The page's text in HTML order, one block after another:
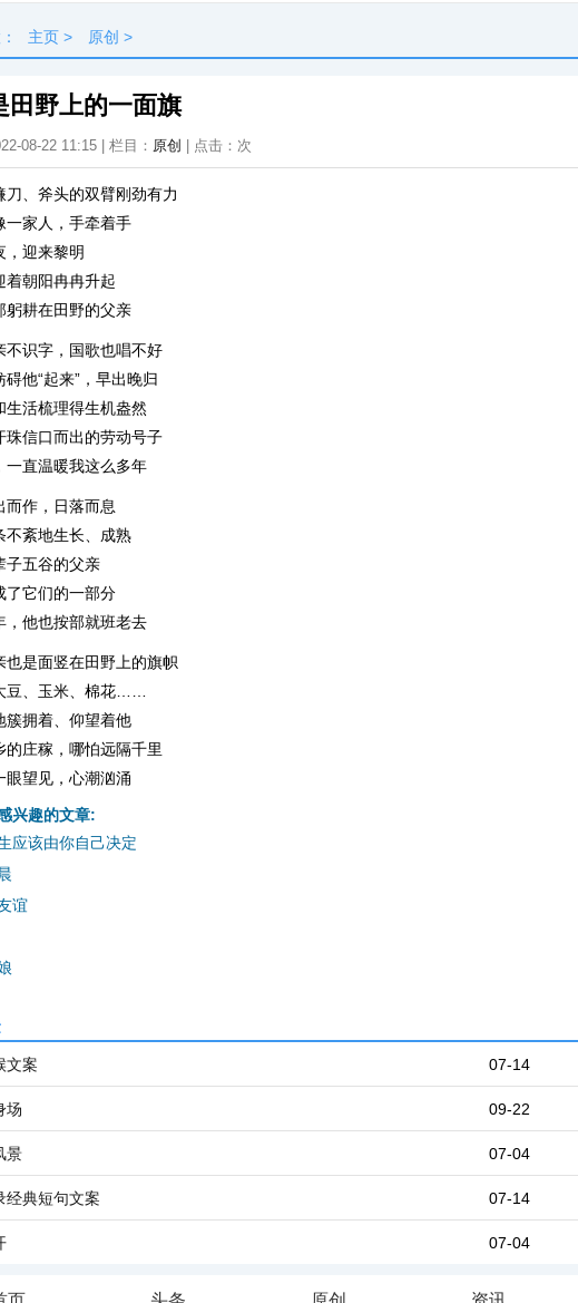
主页 > 原创 >
田野上的一面旗
08-22 11:15 | 栏目： 原创 | 点击： 次
刀、斧头的双臂刚劲有力
一家人，手牵着手
，迎来黎明
着朝阳冉冉升起
躬耕在田野的父亲
不识字，国歌也唱不好
碍他“起来”，早出晚归
生活梳理得生机盎然
珠信口而出的劳动号子
一直温暖我这么多年
而作，日落而息
不紊地生长、成熟
子五谷的父亲
了它们的一部分
，他也按部就班老去
也是面竖在田野上的旗帜
豆、玉米、棉花……
簇拥着、仰望着他
的庄稼，哪怕远隔千里
眼望见，心潮汹涌
兴趣的文章:
应该由你自己决定
谊
07-14
文案
09-22
场
07-04
景
07-14
经典短句文案
07-04